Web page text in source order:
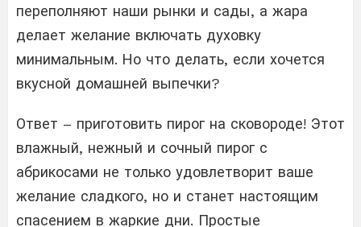
переполняют наши рынки и сады, а жара
делает желание включать духовку
минимальным. Но что делать, если хочется
вкусной домашней выпечки?
Ответ – приготовить пирог на сковороде! Этот
влажный, нежный и сочный пирог с
абрикосами не только удовлетворит ваше
желание сладкого, но и станет настоящим
спасением в жаркие дни. Простые